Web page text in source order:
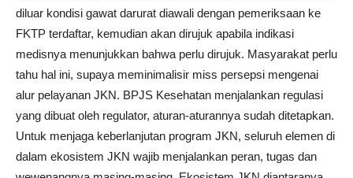
diluar kondisi gawat darurat diawali dengan pemeriksaan ke
FKTP terdaftar, kemudian akan dirujuk apabila indikasi
medisnya menunjukkan bahwa perlu dirujuk. Masyarakat perlu
tahu hal ini, supaya meminimalisir miss persepsi mengenai
alur pelayanan JKN. BPJS Kesehatan menjalankan regulasi
yang dibuat oleh regulator, aturan-aturannya sudah ditetapkan.
Untuk menjaga keberlanjutan program JKN, seluruh elemen di
dalam ekosistem JKN wajib menjalankan peran, tugas dan